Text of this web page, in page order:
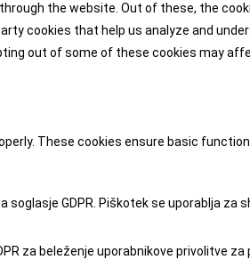
the website. Out of these, the
cookies that help us analyze and
out of some of these cookies may
These cookies ensure basic
soglasje GDPR. Piškotek se uporablja za
za beleženje uporabnikove privolitve